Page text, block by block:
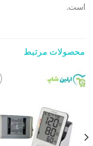
است.
محصولات مرتبط